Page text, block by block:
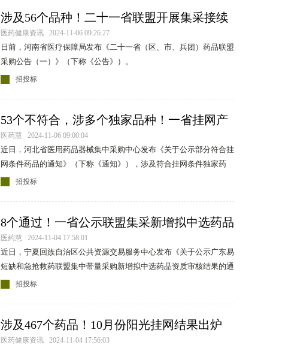
涉及56个品种！二十一省联盟开展集采接续
医药健康资讯 2024-11-06 09:26:27
日前，河南省医疗保障局发布《二十一省（区、市、兵团）药品联盟
采购公告（一）》（下称《公告》）。
招投标
53个不符合，涉多个独家品种！一省挂网产
品公示结束
医药慧 2024-11-06 09:00:04
近日，河北省医用药品器械集中采购中心发布《关于公示部分符合挂
网条件药品的通知》（下称《通知》），涉及符合挂网条件独家药
品、不符合挂网条件独家药品。公示时间：2024年11月1日-4日。
招投标
8个通过！一省公示联盟集采新增拟中选药品
资质审核结果
医药慧 2024-11-04 17:58:01
近日，宁夏回族自治区公共资源交易服务中心发布《关于公示广东易
短缺和急抢救药联盟集中带量采购新增拟中选药品资质审核结果的通
知》（下称《通知》）。
招投标
涉及467个药品！10月份阳光挂网结果出炉
医药健康资讯 2024-11-04 17:56:03